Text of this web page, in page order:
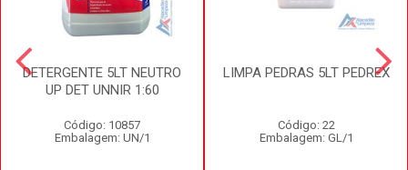
DETERGENTE 5LT NEUTRO
UP DET UNNIR 1:60
Código: 10857
Embalagem: UN/1
LIMPA PEDRAS 5LT PEDREX
Código: 22
Embalagem: GL/1